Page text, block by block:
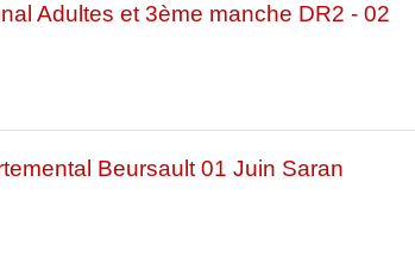
Adultes et 3ème manche DR2 - 02
Beursault 01 Juin Saran